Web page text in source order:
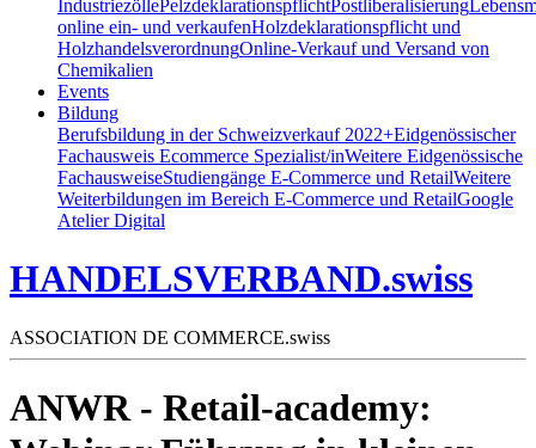
IndustriezöllePelzdeklarationspflichtPostliberalisierung
online ein- und verkaufenHolzdeklarationspflicht und
HolzhandelsverordnungOnline-Verkauf und Versand von
Chemikalien
Events
Bildung
Berufsbildung in der Schweizverkauf 2022+Eidgenössischer
Fachausweis Ecommerce Spezialist/inWeitere Eidgenössische
FachausweiseStudiengänge E-Commerce und RetailWeitere
Weiterbildungen im Bereich E-Commerce und RetailGoogle
Atelier Digital
HANDELSVERBAND.swiss
ASSOCIATION DE COMMERCE.swiss
ANWR - Retail-academy: